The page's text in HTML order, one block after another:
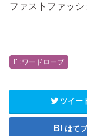
ファストファッシ
ワードローブ
ツイー
はてブ